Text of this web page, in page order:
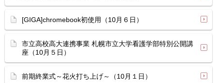
[GIGA]chromebook初使用（10月６日）
市立高校高大連携事業 札幌市立大学看護学部特別公開講
座（10月５日）
前期終業式～花火打ち上げ～（10月１日）